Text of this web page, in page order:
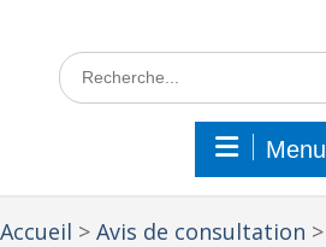
Menu
Accueil > Avis de consultation >